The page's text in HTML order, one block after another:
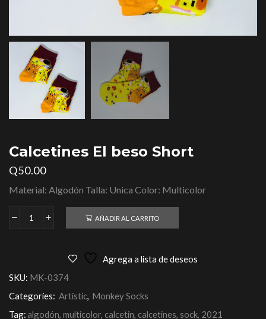
Calcetines El beso Short
Q50.00
Material: Algodón Talla: Unica Color: Multicolor
AÑADIR AL CARRITO
Agrega a lista de deseos
SKU: MK-0374
Categories: Artistic, Monkey Socks
Tag:algodón, multicolor, calcetin, calcetines, sock, 2021